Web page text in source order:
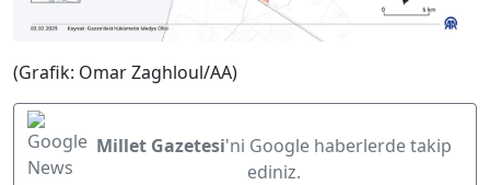
(Grafik: Omar Zaghloul/AA)
Millet Gazetesi'ni Google haberlerde takip
ediniz.